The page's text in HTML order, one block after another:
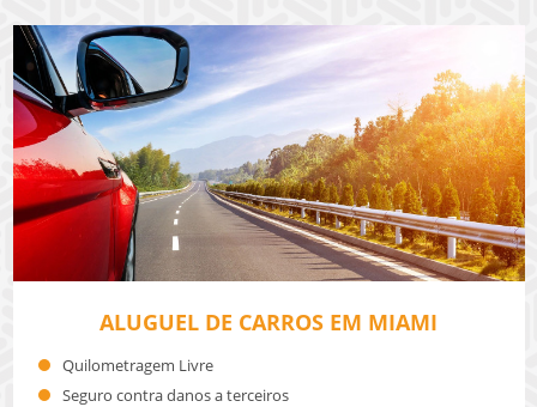
ALUGUEL DE CARROS EM MIAMI
Quilometragem Livre
Seguro contra danos a terceiros